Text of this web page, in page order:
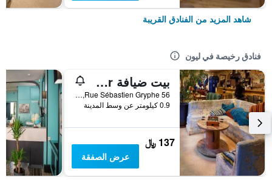
شاهد المزيد من الفنادق القريبة
فنادق رخيصة في ليون
بيت ضيافة Le Flâneur
56 Rue Sébastien Gryphe, ليون, Lyon Metropolis, فرنسا
0.9 كيلومتر عن وسط المدينة
137 ﷼
عرض الصفقة